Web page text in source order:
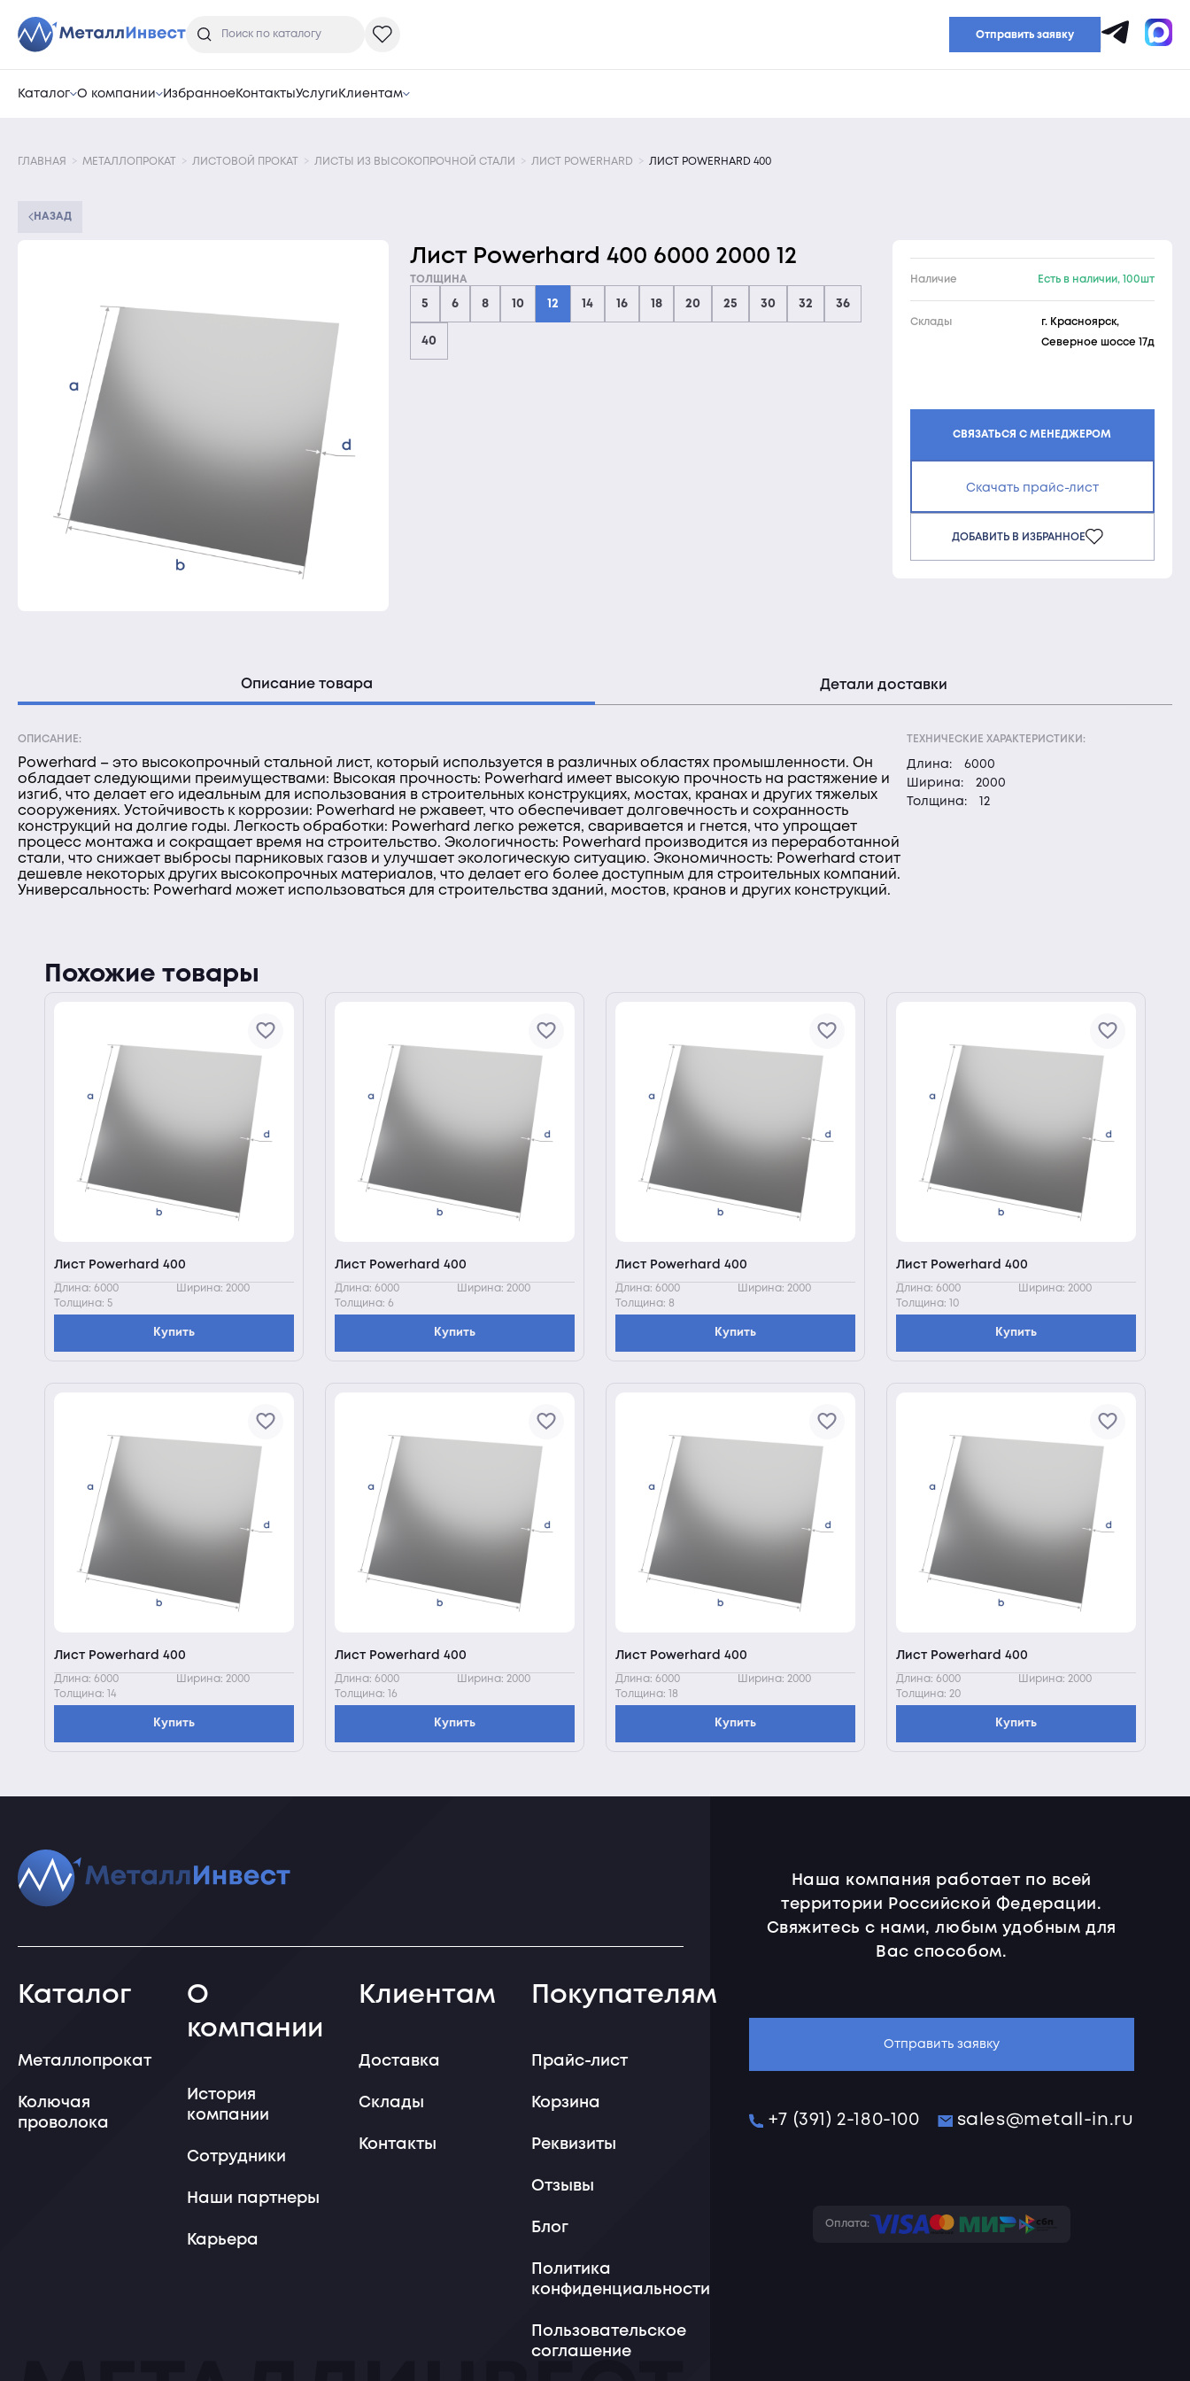
Отправить заявку
Каталог О компании ИзбранноеКонтактыУслуги Клиентам
ГЛАВНАЯ МЕТАЛЛОПРОКАТ ЛИСТОВОЙ ПРОКАТ ЛИСТЫ ИЗ ВЫСОКОПРОЧНОЙ СТАЛИ ЛИСТ POWERHARD ЛИСТ POWERHARD 400
НАЗАД
Лист Powerhard 400 6000 2000 12
ТОЛЩИНА
5 6 8 10 12 14 16 18 20 25 30 32 36
40
Наличие Есть в наличии, 100шт
Склады г. Красноярск,
Северное шоссе 17д
СВЯЗАТЬСЯ С МЕНЕДЖЕРОМ
Скачать прайс-лист
ДОБАВИТЬ В ИЗБРАННОЕ
Описание товара Детали доставки
ОПИСАНИЕ:
Powerhard – это высокопрочный стальной лист, который используется в различных областях промышленности. Он
обладает следующими преимуществами: Высокая прочность: Powerhard имеет высокую прочность на растяжение и
изгиб, что делает его идеальным для использования в строительных конструкциях, мостах, кранах и других тяжелых
сооружениях. Устойчивость к коррозии: Powerhard не ржавеет, что обеспечивает долговечность и сохранность
конструкций на долгие годы. Легкость обработки: Powerhard легко режется, сваривается и гнется, что упрощает
процесс монтажа и сокращает время на строительство. Экологичность: Powerhard производится из переработанной
стали, что снижает выбросы парниковых газов и улучшает экологическую ситуацию. Экономичность: Powerhard стоит
дешевле некоторых других высокопрочных материалов, что делает его более доступным для строительных компаний.
Универсальность: Powerhard может использоваться для строительства зданий, мостов, кранов и других конструкций.
ТЕХНИЧЕСКИЕ ХАРАКТЕРИСТИКИ:
Длина:
6000
Ширина:
2000
Толщина:
12
Похожие товары
Лист Powerhard 400
Длина: 6000
Ширина: 2000
Толщина: 5
Купить
Лист Powerhard 400
Длина: 6000
Ширина: 2000
Толщина: 6
Купить
Лист Powerhard 400
Длина: 6000
Ширина: 2000
Толщина: 8
Купить
Лист Powerhard 400
Длина: 6000
Ширина: 2000
Толщина: 10
Купить
Лист Powerhard 400
Длина: 6000
Ширина: 2000
Толщина: 14
Купить
Лист Powerhard 400
Длина: 6000
Ширина: 2000
Толщина: 16
Купить
Лист Powerhard 400
Длина: 6000
Ширина: 2000
Толщина: 18
Купить
Лист Powerhard 400
Длина: 6000
Ширина: 2000
Толщина: 20
Купить
Каталог
Металлопрокат
Колючая
проволока
О
компании
История
компании
Сотрудники
Наши партнеры
Карьера
Клиентам
Доставка
Склады
Контакты
Покупателям
Прайс-лист
Корзина
Реквизиты
Отзывы
Блог
Политика
конфиденциальности
Пользовательское
соглашение
Наша компания работает по всей
территории Российской Федерации.
Свяжитесь с нами, любым удобным для
Вас способом.
Отправить заявку
+7 (391) 2-180-100 sales@metall-in.ru
Оплата: